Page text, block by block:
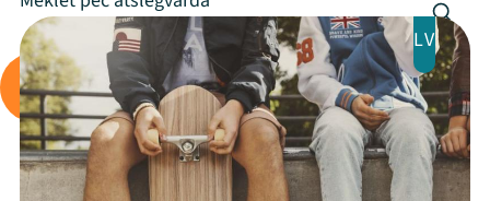
Arhīvs
Viņi bija LAMPĀ 2026
Jaunumi
Ziedo
LV